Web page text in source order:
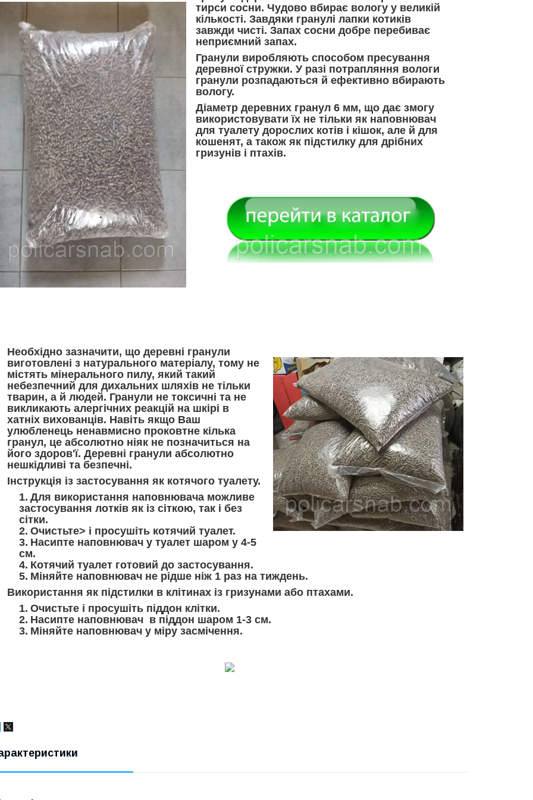
тирси сосни. Чудово вбирає вологу у великій
кількості. Завдяки гранулі лапки котиків
завжди чисті. Запах сосни добре перебиває
неприємний запах.
Гранули виробляють способом пресування
деревної стружки. У разі потрапляння вологи
гранули розпадаються й ефективно вбирають
вологу.
Діаметр деревних гранул 6 мм, що дає змогу
використовувати їх не тільки як наповнювач
для туалету дорослих котів і кішок, але й для
кошенят, а також як підстилку для дрібних
гризунів і птахів.
Необхідно зазначити, що деревні гранули
виготовлені з натурального матеріалу, тому не
містять мінерального пилу, який такий
небезпечний для дихальних шляхів не тільки
тварин, а й людей. Гранули не токсичні та не
викликають алергічних реакцій на шкірі в
хатніх вихованців. Навіть якщо Ваш
улюбленець ненавмисно проковтне кілька
гранул, це абсолютно ніяк не позначиться на
його здоров'ї. Деревні гранули абсолютно
нешкідливі та безпечні.
Інструкція із застосування як котячого туалету.
Для використання наповнювача можливе
застосування лотків як із сіткою, так і без
сітки.
Очистьте> і просушіть котячий туалет.
Насипте наповнювач у туалет шаром у 4-5
см.
Котячий туалет готовий до застосування.
Міняйте наповнювач не рідше ніж 1 раз на тиждень.
Використання як підстилки в клітинах із гризунами або птахами.
Очистьте і просушіть піддон клітки.
Насипте наповнювач в піддон шаром 1-3 см.
Міняйте наповнювач у міру засмічення.